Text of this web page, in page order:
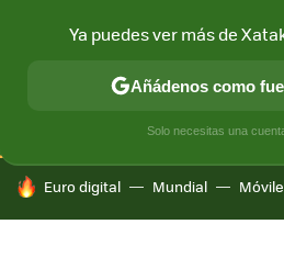
CONECTIVIDAD MÓVIL Y
HOY SE HABLA DE
Euro digital Mundial
Ya puedes ver más de
Añádenos como
Solo necesitas una